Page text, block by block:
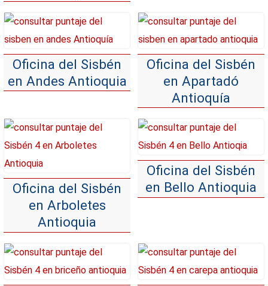
Oficina del Sisbén
en Andes Antioquia
Oficina del Sisbén
en Apartadó
Antioquía
Oficina del Sisbén
en Arboletes
Antioquia
Oficina del Sisbén
en Bello Antioquia